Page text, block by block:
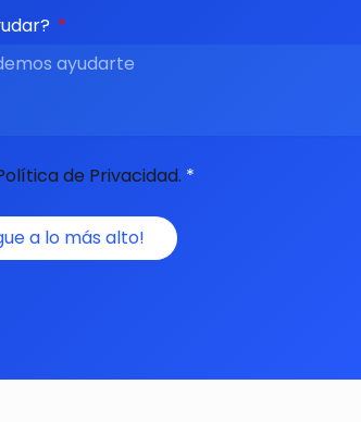
de Privacidad. *
a lo más alto!